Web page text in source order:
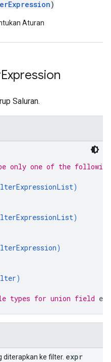
)
Aturan
Expression
Saluran.
only one of the
)
)
)
)
types for union field
diterapkan ke filter. expr